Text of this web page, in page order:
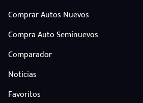
Comprar Autos Nuevos
Compra Auto Seminuevos
Comparador
Noticias
Favoritos